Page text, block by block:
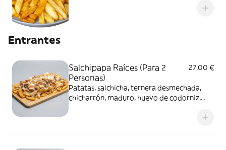
Entrantes
Salchipapa Raíces (Para 2
Personas)
27,00 €
Patatas, salchicha, ternera desmechada,
chicharrón, maduro, huevo de codorniz,